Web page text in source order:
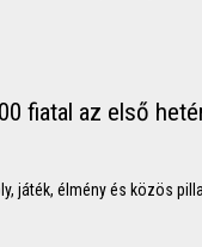
fiatal az első
játék, élmény és közös